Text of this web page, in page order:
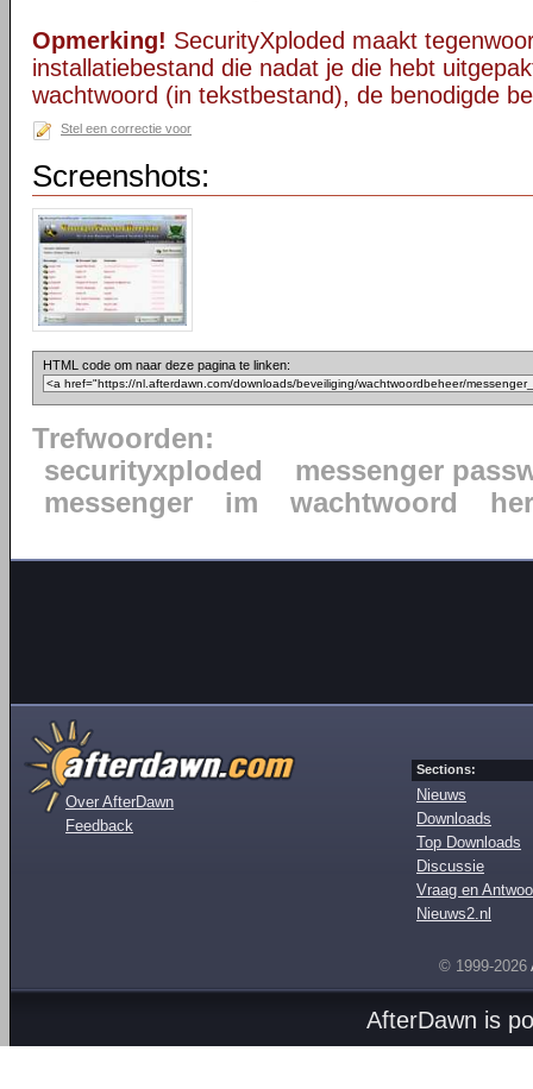
Opmerking! SecurityXploded maakt
installatiebestand die nadat je die hebt
wachtwoord (in tekstbestand), de benodigde
Stel een correctie voor
Screenshots:
HTML code om naar deze pagina te linken:
Trefwoorden:
securityxploded
messenger
messenger
im wachtwoord
Over AfterDawn
Feedback
Sections:
Nieuws
Downloads
Top Downloads
Discussie
Vraag en
Nieuws2.nl
© 1999-2026
AfterDawn is